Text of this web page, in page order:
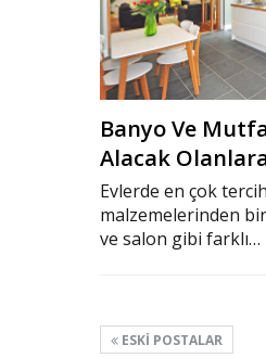
Banyo Ve
Alacak
Evlerde en çok
malzemelerinden
ve salon gibi farklı…
ESKI POSTALAR